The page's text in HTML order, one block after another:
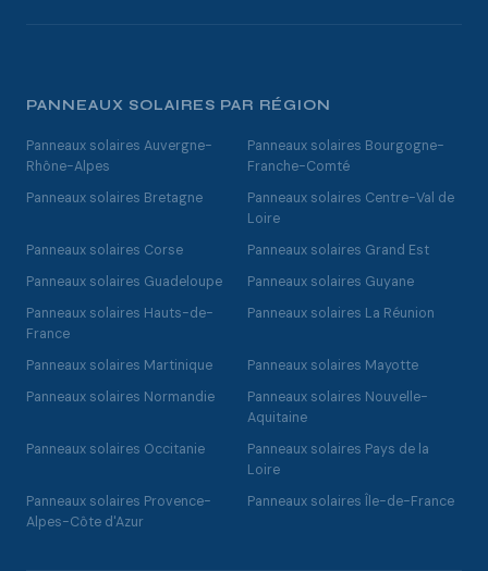
PANNEAUX SOLAIRES PAR RÉGION
Panneaux solaires Auvergne-
Rhône-Alpes
Panneaux solaires Bourgogne-
Franche-Comté
Panneaux solaires Bretagne
Panneaux solaires Centre-Val de
Loire
Panneaux solaires Corse
Panneaux solaires Grand Est
Panneaux solaires Guadeloupe
Panneaux solaires Guyane
Panneaux solaires Hauts-de-
France
Panneaux solaires La Réunion
Panneaux solaires Martinique
Panneaux solaires Mayotte
Panneaux solaires Normandie
Panneaux solaires Nouvelle-
Aquitaine
Panneaux solaires Occitanie
Panneaux solaires Pays de la
Loire
Panneaux solaires Provence-
Alpes-Côte d'Azur
Panneaux solaires Île-de-France